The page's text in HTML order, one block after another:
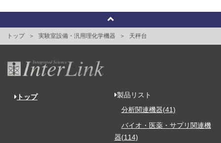
トップ 実験室設備・汎用理化学機器 天秤台
トップ
製品リスト
分析関連機器(41)
バイオ・医薬・サプリ関連機
器(114)